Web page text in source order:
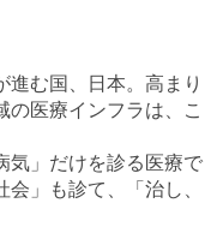
進む国、日本。高まり
の医療インフラは、こ
気」だけを診る医療で
」も診て、「治し、